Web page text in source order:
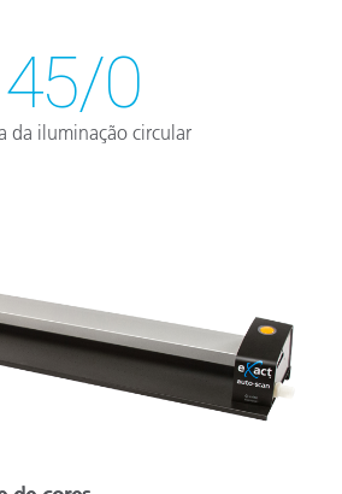
45/0
da iluminação circular